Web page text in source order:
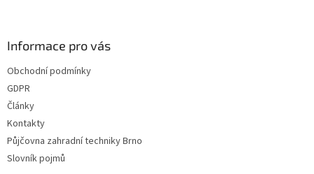
Informace pro vás
Obchodní podmínky
GDPR
Články
Kontakty
Půjčovna zahradní techniky Brno
Slovník pojmů